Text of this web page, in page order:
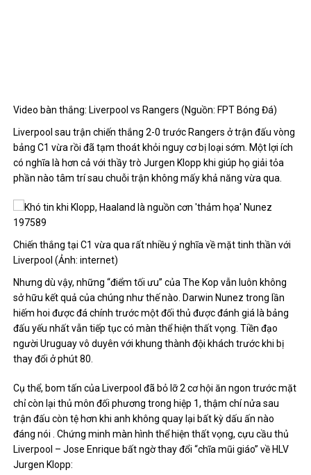
Video bàn thắng: Liverpool vs Rangers (Nguồn: FPT Bóng Đá)
Liverpool sau trận chiến thắng 2-0 trước Rangers ở trận đấu vòng
bảng C1 vừa rồi đã tạm thoát khỏi nguy cơ bị loại sớm. Một lợi ích
có nghĩa là hơn cả với thầy trò Jurgen Klopp khi giúp họ giải tỏa
phần nào tâm trí sau chuỗi trận không mấy khả năng vừa qua.
Chiến thắng tại C1 vừa qua rất nhiều ý nghĩa về mặt tinh thần với
Liverpool (Ảnh: internet)
Nhưng dù vậy, những “điểm tối ưu” của The Kop vẫn luôn không
sở hữu kết quả của chúng như thế nào. Darwin Nunez trong lần
hiếm hoi được đá chính trước một đối thủ được đánh giá là bảng
đấu yếu nhất vẫn tiếp tục có màn thể hiện thất vọng. Tiền đạo
người Uruguay vô duyên với khung thành đội khách trước khi bị
thay đổi ở phút 80.
Cụ thể, bom tấn của Liverpool đã bỏ lỡ 2 cơ hội ăn ngon trước mặt
chỉ còn lại thủ môn đối phương trong hiệp 1, thậm chí nửa sau
trận đấu còn tệ hơn khi anh không quay lại bất kỳ dấu ấn nào
đáng nói . Chứng minh màn hình thể hiện thất vọng, cựu cầu thủ
Liverpool – Jose Enrique bất ngờ thay đổi “chĩa mũi giáo” về HLV
Jurgen Klopp: